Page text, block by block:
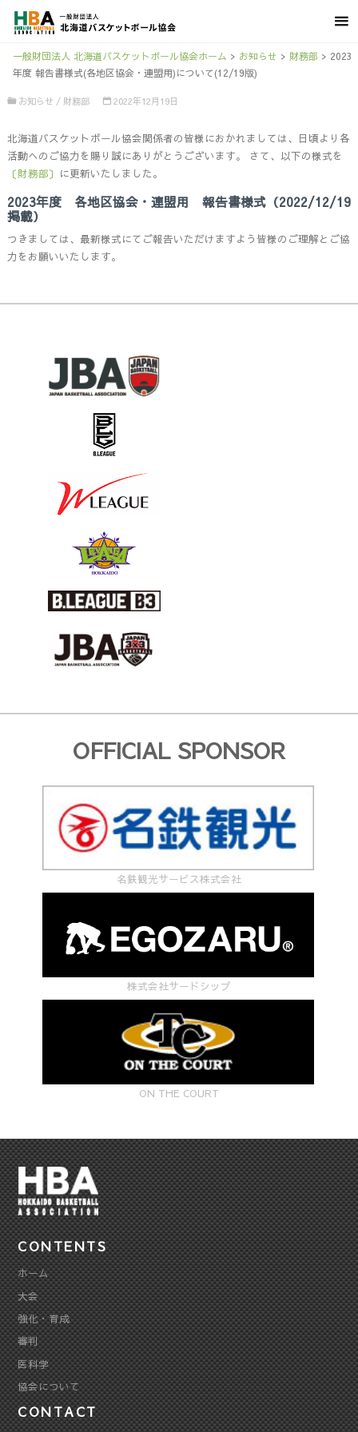
一般財団法人 北海道バスケットボール協会ホーム > お知らせ > 財務部 > 2023
年度 報告書様式(各地区協会・連盟用)について(12/19版)
お知らせ / 財務部 2022年12月19日
北海道バスケットボール協会関係者の皆様におかれましては、日頃より各
活動へのご協力を賜り誠にありがとうございます。 さて、以下の様式を
〔財務部〕 に更新いたしました。
2023年度 各地区協会・連盟用 報告書様式（2022/12/19
掲載）
つきましては、最新様式にてご報告いただけますよう皆様のご理解とご協
力をお願いいたします。
OFFICIAL SPONSOR
名鉄観光サービス株式会社
株式会社サードシップ
ON THE COURT
CONTENTS
ホーム
大会
強化・育成
審判
医科学
協会について
CONTACT